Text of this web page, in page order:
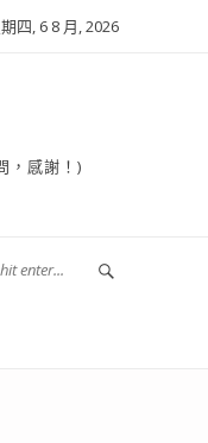
四, 6 8 月, 2026
，感謝！)